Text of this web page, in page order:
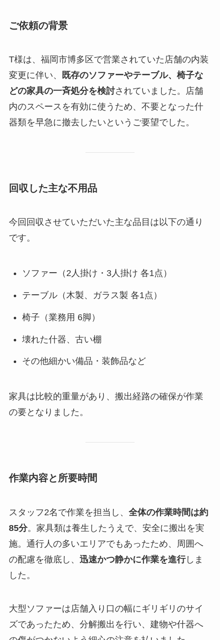
ご依頼の背景
T様は、福岡市博多区で営業されていた店舗の内装
変更に伴い、
既存のソファーやテーブル、椅子な
どの家具の一斉処分を検討されていました。店舗
内のスペースを有効に使うため、不要となった什
器類を早急に撤去したいというご要望でした。
回収した主な不用品
今回回収させていただいた主な品目は以下の通り
です。
ソファー（2人掛け・3人掛け 各1点）
テーブル（木製、ガラス製 各1点）
椅子（業務用 6脚）
壊れた什器、古い棚
その他細かい備品・装飾品など
家具は比較的重量があり、搬出経路の確保が作業
の要となりました。
作業内容と所要時間
スタッフ2名で作業を担当し、 全体の作業時間は約
85分。家具類は養生したうえで、安全に搬出を実
施。通行人の多いエリアでもあったため、周囲へ
の配慮を徹底し、 迅速かつ静かに作業を進行しま
した。
大型ソファーは店舗入り口の幅にギリギリのサイ
ズであったため、分解搬出を行い、建物や什器へ